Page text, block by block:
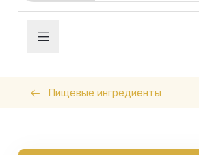
Пищевые ингредиенты